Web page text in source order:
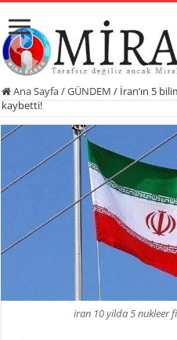
Ana Sayfa/GÜNDEM / İran’ın 5
kaybetti!
iran 10 yilda 5 nukleer